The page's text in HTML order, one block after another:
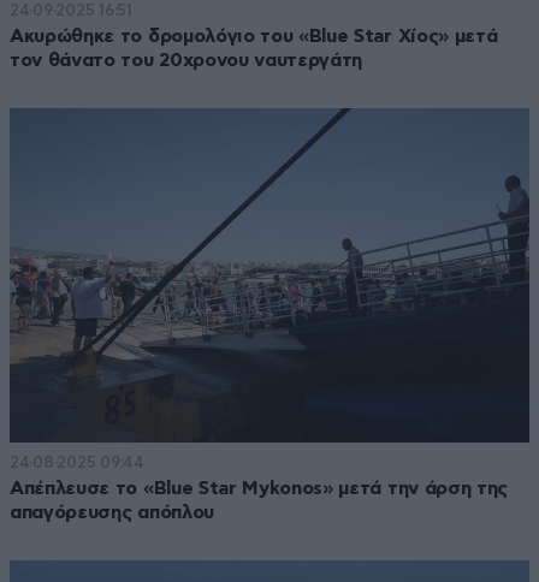
24·09·2025 16:51
Ακυρώθηκε το δρομολόγιο του «Blue Star Χίος» μετά
τον θάνατο του 20χρονου ναυτεργάτη
24·08·2025 09:44
Απέπλευσε το «Blue Star Mykonos» μετά την άρση της
απαγόρευσης απόπλου